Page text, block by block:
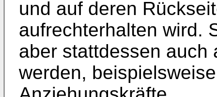
und auf deren
aufrechterhalten wird.
aber stattdessen auch
werden,